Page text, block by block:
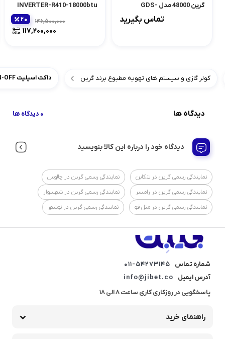
گرین 48000 مدل GDS-
تماس بگیرید
INVERTER-R410-18000btu
146,500,000
117,200,000
20
کولر گازی و سیستم های تهویه مطبوع برند گرین داکت اسپلیت ON-OFF معتدل گرین 36000 مدل GDS-36P1T1/R1
دیدگاه ها 0 دیدگاه ها
دیدگاه خود را درباره این کالا بنویسید
نمایندگی رسمی گرین در تنکابن
نمایندگی رسمی گرین در چالوس
نمایندگی رسمی گرین در رامسر
نمایندگی رسمی گرین در شهسوار
نمایندگی رسمی گرین در متل قو
نمایندگی رسمی گرین در نوشهر
شماره تماس
011-54273145
آدرس ایمیل
info@jibet.co
پاسخگویی در روزکاری کاری ساعت 8 الی 18
راهنمای خرید